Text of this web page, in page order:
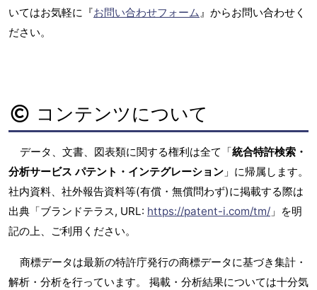
いてはお気軽に『お問い合わせフォーム 』からお問い合わせく
ださい。
コンテンツについて
データ、文書、図表類に関する権利は全て「統合特許検索・
分析サービス パテント・インテグレーション 」に帰属します。
社内資料、社外報告資料等(有償・無償問わず)に掲載する際は
出典「ブランドテラス, URL: https://patent-i.com/tm/ 」を明
記の上、ご利用ください。
商標データは最新の特許庁発行の商標データに基づき集計・
解析・分析を行っています。 掲載・分析結果については十分気